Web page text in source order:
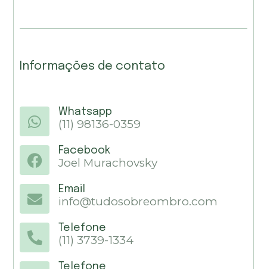
Informações de contato
Whatsapp
(11) 98136-0359
Facebook
Joel Murachovsky
Email
info@tudosobreombro.com
Telefone
(11) 3739-1334
Telefone